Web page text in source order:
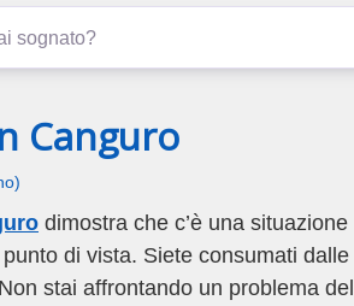
Canguro
dimostra che c’è una
di vista. Siete consumati
stai affrontando un problema